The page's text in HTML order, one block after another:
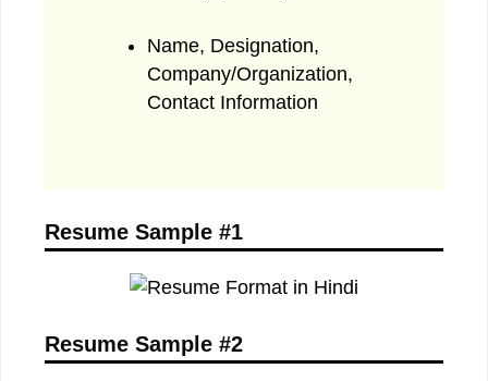
Name, Designation,
Company/Organization,
Contact Information
Resume Sample #1
Resume Sample #2